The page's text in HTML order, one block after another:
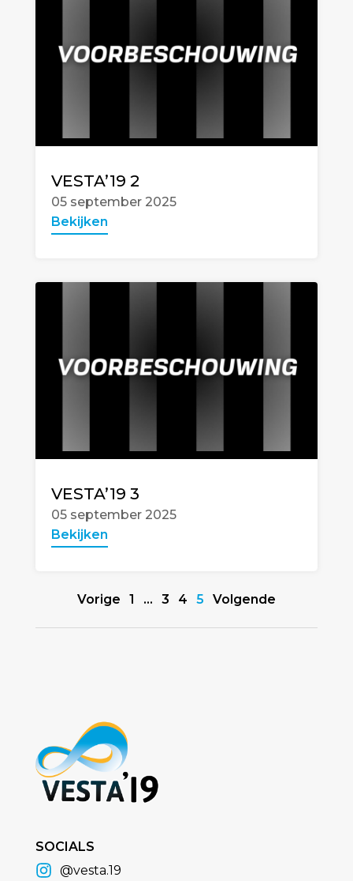
VESTA’19 2
05 september 2025
Bekijken
VESTA’19 3
05 september 2025
Bekijken
Vorige 1 … 3 4 5 Volgende
SOCIALS
@vesta.19